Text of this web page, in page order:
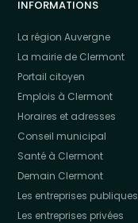
INFORMATIONS
La région Auvergne
La mairie de Clermont
Portail citoyen
Emplois à Clermont
Horaires et adresses
Conseil municipal
Santé à Clermont
Demain Clermont
Les entreprises publiques
Les entreprises privées